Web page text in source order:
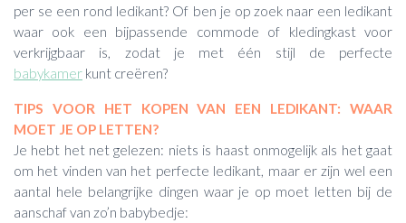
per se een rond ledikant? Of ben je op zoek naar een ledikant
waar ook een bijpassende commode of kledingkast voor
verkrijgbaar is, zodat je met één stijl de perfecte
babykamer kunt creëren?
TIPS VOOR HET KOPEN VAN EEN LEDIKANT: WAAR
MOET JE OP LETTEN?
Je hebt het net gelezen: niets is haast onmogelijk als het gaat
om het vinden van het perfecte ledikant, maar er zijn wel een
aantal hele belangrijke dingen waar je op moet letten bij de
aanschaf van zo’n babybedje: